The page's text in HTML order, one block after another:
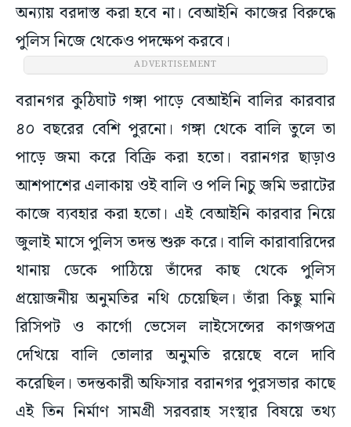
অন্যায় বরদাস্ত করা হবে না। বেআইনি কাজের বিরুদ্ধে
পুলিস নিজে থেকেও পদক্ষেপ করবে।
ADVERTISEMENT
বরানগর কুঠিঘাট গঙ্গা পাড়ে বেআইনি বালির কারবার
৪০ বছরের বেশি পুরনো। গঙ্গা থেকে বালি তুলে তা
পাড়ে জমা করে বিক্রি করা হতো। বরানগর ছাড়াও
আশপাশের এলাকায় ওই বালি ও পলি নিচু জমি ভরাটের
কাজে ব্যবহার করা হতো। এই বেআইনি কারবার নিয়ে
জুলাই মাসে পুলিস তদন্ত শুরু করে। বালি কারাবারিদের
থানায় ডেকে পাঠিয়ে তাঁদের কাছ থেকে পুলিস
প্রয়োজনীয় অনুমতির নথি চেয়েছিল। তাঁরা কিছু মানি
রিসিপট ও কার্গো ভেসেল লাইসেন্সের কাগজপত্র
দেখিয়ে বালি তোলার অনুমতি রয়েছে বলে দাবি
করেছিল। তদন্তকারী অফিসার বরানগর পুরসভার কাছে
এই তিন নির্মাণ সামগ্রী সরবরাহ সংস্থার বিষয়ে তথ্য